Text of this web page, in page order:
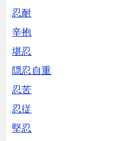
忍耐
辛抱
堪忍
隠忍自重
忍苦
忍従
堅忍